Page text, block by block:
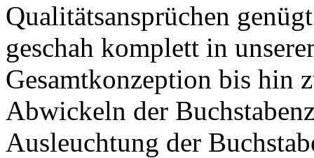
Qualitätsansprüchen
geschah komplett in
Gesamtkonzeption bis hin
Abwickeln der
Ausleuchtung der